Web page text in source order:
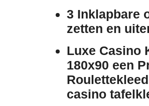
3 Inklapbare
zetten en
Luxe Casino
180x90 een
casino